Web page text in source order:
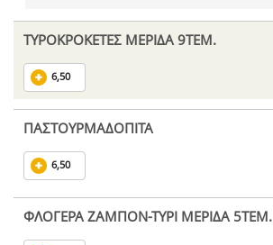
ΤΥΡΟΚΡΟΚΕΤΕΣ ΜΕΡΙΔΑ 9ΤΕΜ.
6,50
ΠΑΣΤΟΥΡΜΑΔΟΠΙΤΑ
6,50
ΦΛΟΓΕΡΑ ΖΑΜΠΟΝ-ΤΥΡΙ ΜΕΡΙΔΑ 5ΤΕΜ.